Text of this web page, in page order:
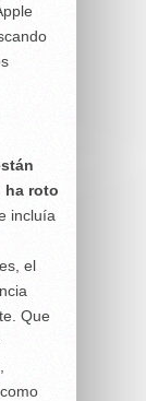
ha roto
incluía
el
Que